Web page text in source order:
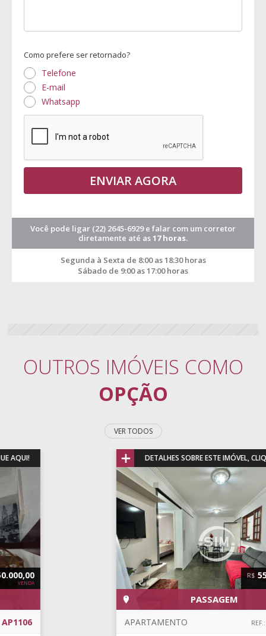
Como prefere ser retornado?
Telefone
E-mail
Whatsapp
ENVIAR AGORA
Você pode ligar (22) 2645-6929e falar com um corretor
diretamente até as17 horas.
Segunda à Sexta de 8:00 as 18:30 horas
Sábado de 9:00 as 17:00 horas
OUTROS IMÓVEIS COMO
OPÇÃO
VER TODOS
DETALHES SOBRE ESTE IMÓVEL, CLIQUE AQUI!
R$ 550.000,00
VENDA
PASSAGEM
REF.: